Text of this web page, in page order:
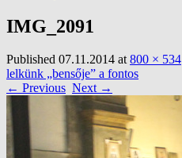
IMG_2091
Published 07.11.2014 at800 × 534
lelkünk „bensője” a fontos
← Previous Next →